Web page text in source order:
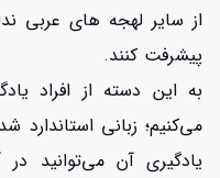
از سایر لهجه های عربی
پیشرفت کنند.
به این دسته از افراد
می‌کنیم؛ زبانی استاندارد
یادگیری آن می‌توانید